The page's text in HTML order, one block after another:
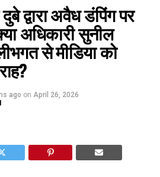
द्वारा अवैध डंपिंग पर
अधिकारी सुनील
से मीडिया को
ago on April 26, 2026